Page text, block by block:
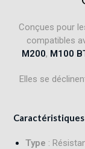
Conçues pour
compatibles
M200, M100
Elles se
Type :